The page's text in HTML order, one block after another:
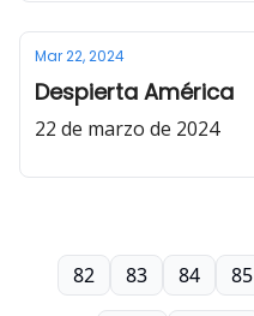
Mar 22, 2024
Despierta América
22 de marzo de 2024
82 83 84 85